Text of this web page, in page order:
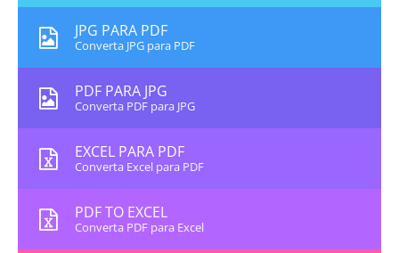
JPG PARA PDF
Converta JPG para PDF
PDF PARA JPG
Converta PDF para JPG
EXCEL PARA PDF
Converta Excel para PDF
PDF TO EXCEL
Converta PDF para Excel